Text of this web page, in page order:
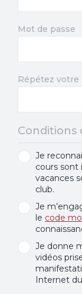
Mot de passe
Répétez votre
Conditions
Je
cours sont
vacances
club.
Je
le code
Je donne
vidéos
Internet